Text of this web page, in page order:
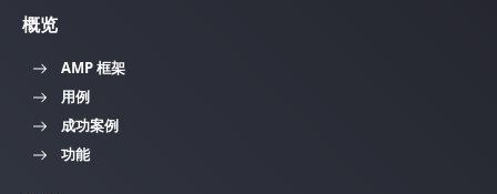
概览
AMP 框架
用例
成功案例
功能